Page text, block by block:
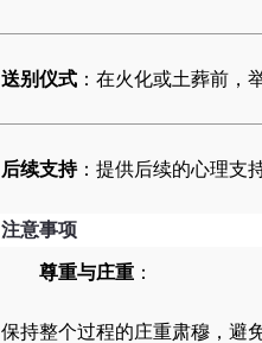
送别仪式 ：在火化或土葬前，
后续支持：提供后续的心理支
注意事项
尊重与庄重 ：
保持整个过程的庄重肃穆，避